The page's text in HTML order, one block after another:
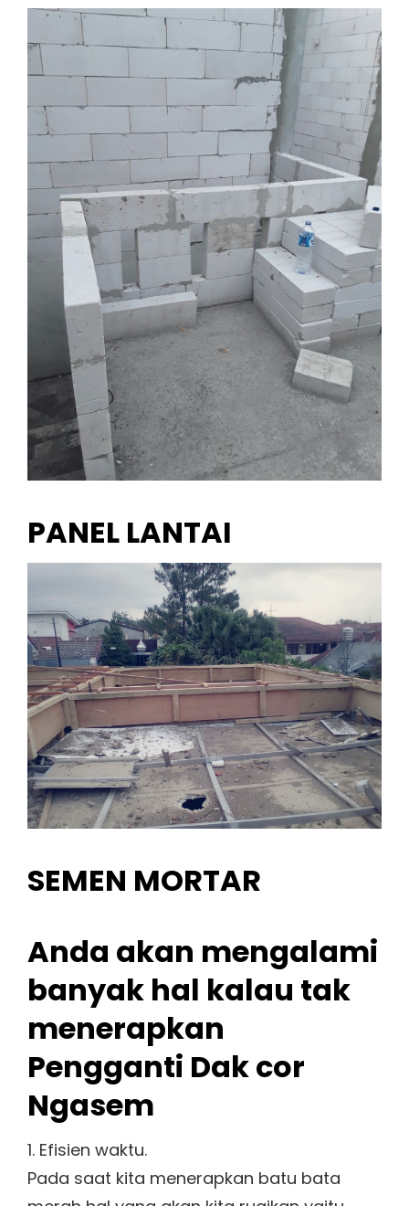
PANEL LANTAI
SEMEN MORTAR
Anda akan mengalami
banyak hal kalau tak
menerapkan
Pengganti Dak cor
Ngasem
1. Efisien waktu.
Pada saat kita menerapkan batu bata